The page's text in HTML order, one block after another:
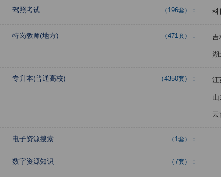
驾照考试 （196套）： 科
特岗教师(地方) （471套）： 吉
湖
专升本(普通高校) （4350套）： 江
山
云
电子资源搜索 （1套）：
数字资源知识 （7套）：